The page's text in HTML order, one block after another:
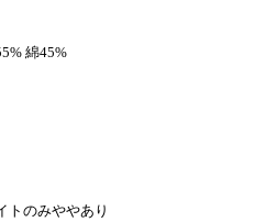
綿45%
トのみややあり